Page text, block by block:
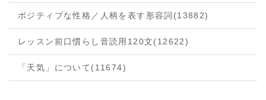
ポジティブな性格／人柄を表す形容詞 (13882)
レッスン前口慣らし音読用120文(12622)
「天気」について (11674)